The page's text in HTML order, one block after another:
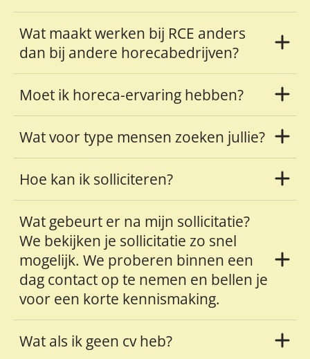
Wat maakt werken bij RCE anders
dan bij andere horecabedrijven?
Moet ik horeca-ervaring hebben?
Wat voor type mensen zoeken jullie?
Hoe kan ik solliciteren?
Wat gebeurt er na mijn sollicitatie?
We bekijken je sollicitatie zo snel
mogelijk. We proberen binnen een
dag contact op te nemen en bellen je
voor een korte kennismaking.
Wat als ik geen cv heb?